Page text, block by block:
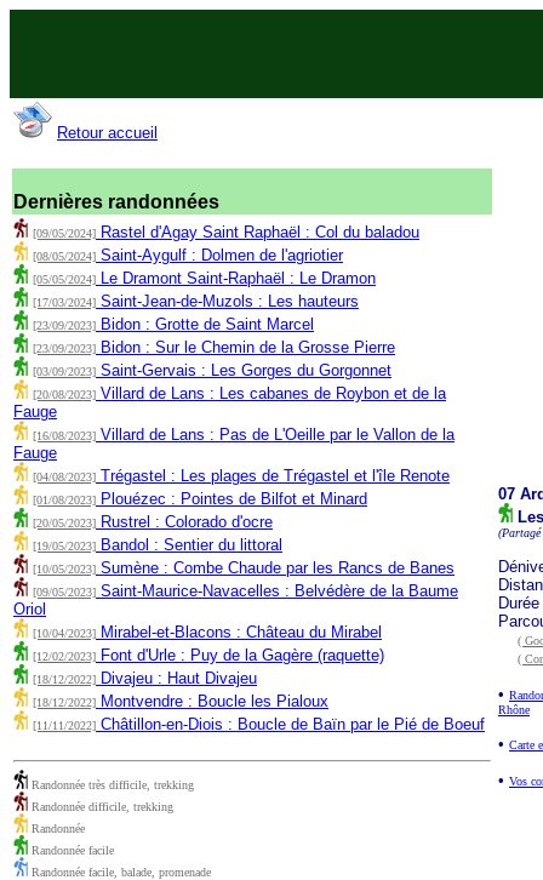
Retour accueil
Dernières randonnées
[09/05/2024] Rastel d'Agay Saint Raphaël : Col du baladou
[08/05/2024] Saint-Aygulf : Dolmen de l'agriotier
[05/05/2024] Le Dramont Saint-Raphaël : Le Dramon
[17/03/2024] Saint-Jean-de-Muzols : Les hauteurs
[23/09/2023] Bidon : Grotte de Saint Marcel
[23/09/2023] Bidon : Sur le Chemin de la Grosse Pierre
[03/09/2023] Saint-Gervais : Les Gorges du Gorgonnet
[20/08/2023] Villard de Lans : Les cabanes de Roybon et de la
Fauge
[16/08/2023] Villard de Lans : Pas de L'Oeille par le Vallon de la
Fauge
[04/08/2023] Trégastel : Les plages de Trégastel et l'île Renote
[01/08/2023] Plouézec : Pointes de Bilfot et Minard
[20/05/2023] Rustrel : Colorado d'ocre
[19/05/2023] Bandol : Sentier du littoral
[10/05/2023] Sumène : Combe Chaude par les Rancs de Banes
[09/05/2023] Saint-Maurice-Navacelles : Belvédère de la Baume
Oriol
[10/04/2023] Mirabel-et-Blacons : Château du Mirabel
[12/02/2023] Font d'Urle : Puy de la Gagère (raquette)
[18/12/2022] Divajeu : Haut Divajeu
[18/12/2022] Montvendre : Boucle les Pialoux
[11/11/2022] Châtillon-en-Diois : Boucle de Baïn par le Pié de Boeuf
Randonnée très difficile, trekking
Randonnée difficile, trekking
Randonnée
Randonnée facile
Randonnée facile, balade, promenade
07
(
(
•
Rhône
• Carte
• Vos